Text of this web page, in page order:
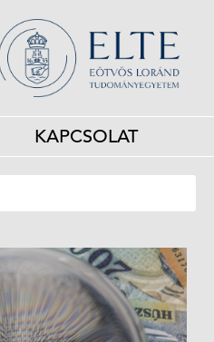
KAPCSOLAT